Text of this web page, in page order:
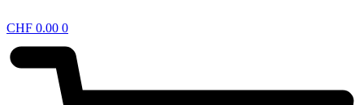
CHF 0.00 0